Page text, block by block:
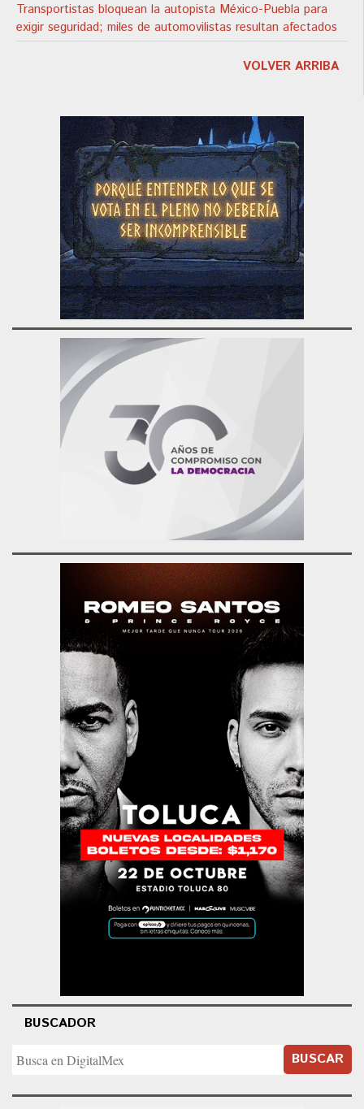
Transportistas bloquean la autopista México-Puebla para
exigir seguridad; miles de automovilistas resultan afectados
VOLVER ARRIBA
BUSCADOR
BUSCAR